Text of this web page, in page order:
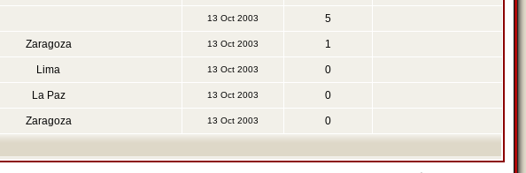
13 Oct 2003 5
Zaragoza 13 Oct 2003 1
Lima 13 Oct 2003 0
La Paz 13 Oct 2003 0
Zaragoza 13 Oct 2003 0